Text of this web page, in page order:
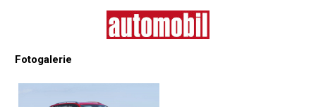
Fotogalerie